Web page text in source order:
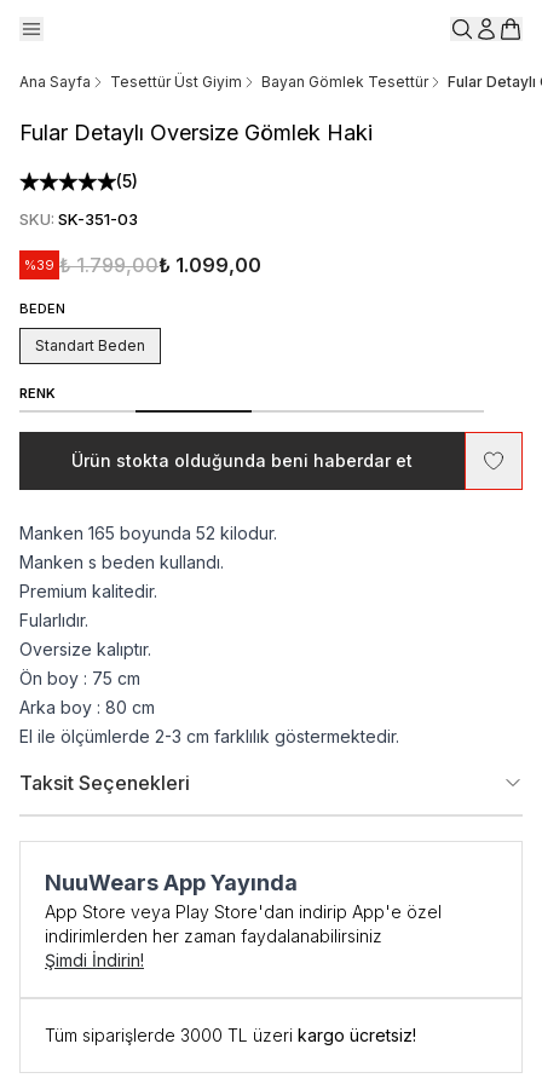
Ana Sayfa Tesettür Üst Giyim Bayan Gömlek Tesettür Fular
Fular Detaylı Oversize Gömlek Haki
(5)
SKU: SK-351-03
%39 ₺ 1.799,00₺ 1.099,00
BEDEN
Standart Beden
RENK
Ürün stokta olduğunda beni haberdar et
Manken 165 boyunda 52 kilodur.
Manken s beden kullandı.
Premium kalitedir.
Fularlıdır.
Oversize kalıptır.
Ön boy : 75 cm
Arka boy : 80 cm
El ile ölçümlerde 2-3 cm farklılık göstermektedir.
Taksit Seçenekleri
NuuWears App Yayında
App Store veya Play Store'dan indirip App'e özel
indirimlerden her zaman faydalanabilirsiniz
Şimdi İndirin!
Tüm siparişlerde 3000 TL üzeri kargo ücretsiz!
İlk Siparişe Özel